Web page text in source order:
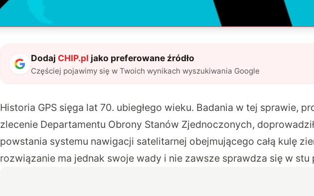
Dodaj CHIP.pl jako preferowane źródło
Częściej pojawimy się w Twoich wynikach wyszukiwania Google
Historia GPS sięga lat 70. ubiegłego wieku. Badania w tej sprawie,
zlecenie Departamentu Obrony Stanów Zjednoczonych,
powstania systemu nawigacji satelitarnej obejmującego całą kulę
rozwiązanie ma jednak swoje wady i nie zawsze sprawdza się w stu